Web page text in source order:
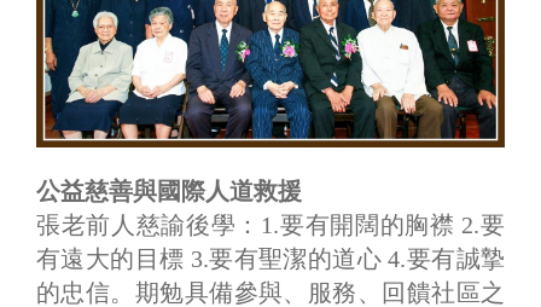
公益慈善與國際人道救援
張老前人慈諭後學：1.要有開闊的胸襟 2.要
有遠大的目標 3.要有聖潔的道心 4.要有誠摯
的忠信。期勉具備參與、服務、回饋社區之